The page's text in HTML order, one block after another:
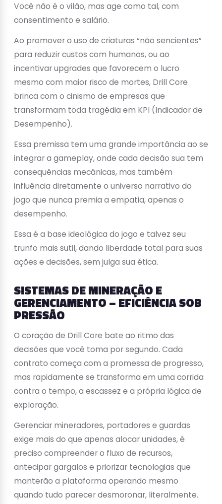
Você não é o vilão, mas age como tal, com
consentimento e salário.
Ao promover o uso de criaturas “não sencientes”
para reduzir custos com humanos, ou ao
incentivar upgrades que favorecem o lucro
mesmo com maior risco de mortes, Drill Core
brinca com o cinismo de empresas que
transformam toda tragédia em KPI (Indicador de
Desempenho).
Essa premissa tem uma grande importância ao se
integrar a gameplay, onde cada decisão sua tem
consequências mecânicas, mas também
influência diretamente o universo narrativo do
jogo que nunca premia a empatia, apenas o
desempenho.
Essa é a base ideológica do jogo e talvez seu
trunfo mais sutil, dando liberdade total para suas
ações e decisões, sem julga sua ética.
SISTEMAS DE MINERAÇÃO E
GERENCIAMENTO – EFICIÊNCIA SOB
PRESSÃO
O coração de Drill Core bate ao ritmo das
decisões que você toma por segundo. Cada
contrato começa com a promessa de progresso,
mas rapidamente se transforma em uma corrida
contra o tempo, a escassez e a própria lógica de
exploração.
Gerenciar mineradores, portadores e guardas
exige mais do que apenas alocar unidades, é
preciso compreender o fluxo de recursos,
antecipar gargalos e priorizar tecnologias que
manterão a plataforma operando mesmo
quando tudo parecer desmoronar, literalmente.